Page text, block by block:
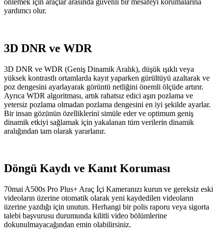
yardımcı olur.
3D DNR ve WDR
3D DNR ve WDR (Geniş Dinamik Aralık), düşük ışıklı veya
yüksek kontrastlı ortamlarda kayıt yaparken gürültüyü azaltarak ve
poz dengesini ayarlayarak görüntü netliğini önemli ölçüde artırır.
Ayrıca WDR algoritması, artık rahatsız edici aşırı pozlama ve
yetersiz pozlama olmadan pozlama dengesini en iyi şekilde ayarlar.
Bir insan gözünün özelliklerini simüle eder ve optimum geniş
dinamik etkiyi sağlamak için yakalanan tüm verilerin dinamik
aralığından tam olarak yararlanır.
Döngü Kaydı ve Kanıt Koruması
70mai A500s Pro Plus+ Araç İçi Kameranızı kurun ve gereksiz eski
videoların üzerine otomatik olarak yeni kaydedilen videoların
üzerine yazdığı için unutun. Herhangi bir polis raporu veya sigorta
talebi başvurusu durumunda kilitli video bölümlerine
dokunulmayacağından emin olabilirsiniz.